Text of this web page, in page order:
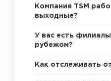
Компания TSM
выходные?
У вас есть
рубежом?
Как отслеживать